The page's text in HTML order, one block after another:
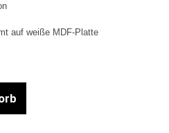
auf weiße MDF-Platte